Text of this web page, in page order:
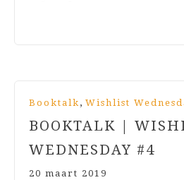
Booktalk , Wishlist
BOOKTALK |
WEDNESDAY #4
20 maart 2019